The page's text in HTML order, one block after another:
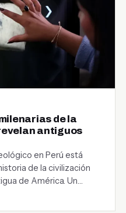
de la
antiguos
en Perú está
de la civilización
de América. Un…